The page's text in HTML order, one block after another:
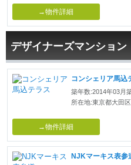
→物件詳細
デザイナーズマンション
コンシェリア馬込
築年数:2014年03月
所在地:東京都大田区
→物件詳細
NJKマーキス表参